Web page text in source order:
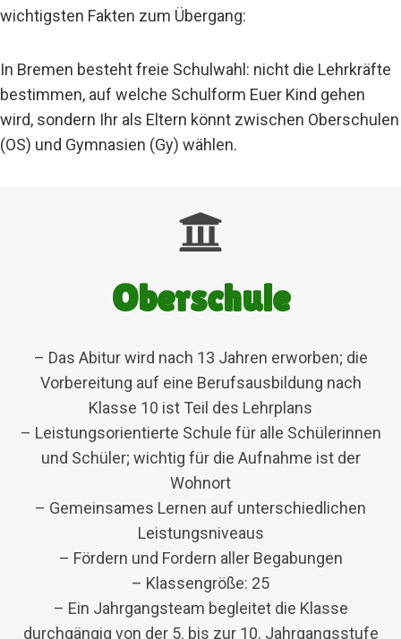
wichtigsten Fakten zum Übergang:
In Bremen besteht freie Schulwahl: nicht die Lehrkräfte
bestimmen, auf welche Schulform Euer Kind gehen
wird, sondern Ihr als Eltern könnt zwischen Oberschulen
(OS) und Gymnasien (Gy) wählen.
Oberschule
– Das Abitur wird nach 13 Jahren erworben; die
Vorbereitung auf eine Berufsausbildung nach
Klasse 10 ist Teil des Lehrplans
– Leistungsorientierte Schule für alle Schülerinnen
und Schüler; wichtig für die Aufnahme ist der
Wohnort
– Gemeinsames Lernen auf unterschiedlichen
Leistungsniveaus
– Fördern und Fordern aller Begabungen
– Klassengröße: 25
– Ein Jahrgangsteam begleitet die Klasse
durchgängig von der 5. bis zur 10. Jahrgangsstufe